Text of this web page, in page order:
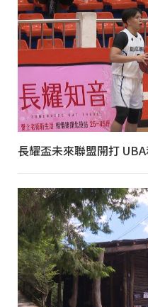
長耀盃未來聯盟開打